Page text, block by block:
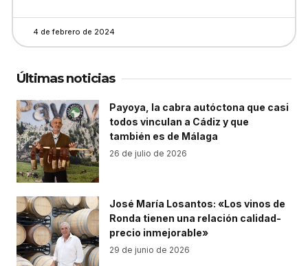
4 de febrero de 2024
Últimas noticias
Payoya, la cabra autóctona que casi
todos vinculan a Cádiz y que
también es de Málaga
26 de julio de 2026
José María Losantos: «Los vinos de
Ronda tienen una relación calidad-
precio inmejorable»
29 de junio de 2026